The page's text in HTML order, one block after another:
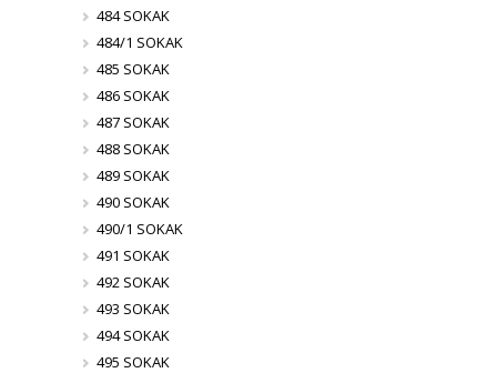
484 SOKAK
484/1 SOKAK
485 SOKAK
486 SOKAK
487 SOKAK
488 SOKAK
489 SOKAK
490 SOKAK
490/1 SOKAK
491 SOKAK
492 SOKAK
493 SOKAK
494 SOKAK
495 SOKAK